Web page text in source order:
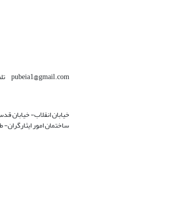
pubeia1@gmail.com تلفکس انجمن: 66950848- 021
ساختمان امور